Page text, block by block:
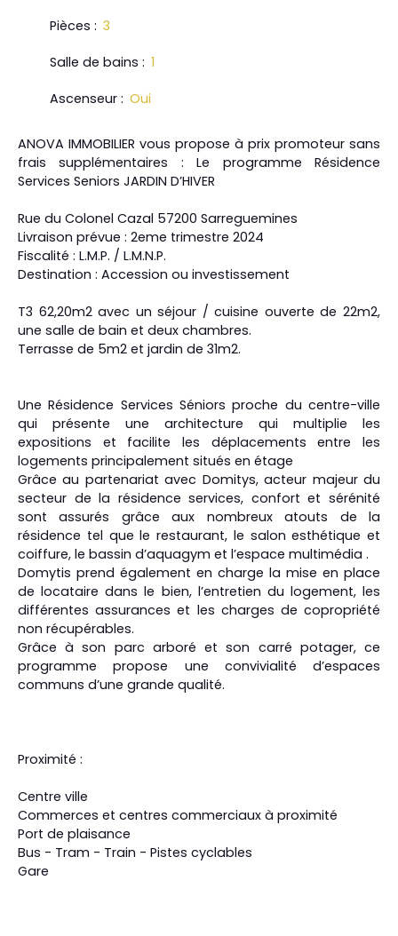
Pièces : 3
Salle de bains : 1
Ascenseur : Oui
ANOVA IMMOBILIER vous propose à prix promoteur sans
frais supplémentaires : Le programme Résidence
Services Seniors JARDIN D’HIVER
Rue du Colonel Cazal 57200 Sarreguemines
Livraison prévue : 2eme trimestre 2024
Fiscalité : L.M.P. / L.M.N.P.
Destination : Accession ou investissement
T3 62,20m2 avec un séjour / cuisine ouverte de 22m2,
une salle de bain et deux chambres.
Terrasse de 5m2 et jardin de 31m2.
Une Résidence Services Séniors proche du centre-ville
qui présente une architecture qui multiplie les
expositions et facilite les déplacements entre les
logements principalement situés en étage
Grâce au partenariat avec Domitys, acteur majeur du
secteur de la résidence services, confort et sérénité
sont assurés grâce aux nombreux atouts de la
résidence tel que le restaurant, le salon esthétique et
coiffure, le bassin d’aquagym et l’espace multimédia .
Domytis prend également en charge la mise en place
de locataire dans le bien, l’entretien du logement, les
différentes assurances et les charges de copropriété
non récupérables.
Grâce à son parc arboré et son carré potager, ce
programme propose une convivialité d’espaces
communs d’une grande qualité.
Proximité :
Centre ville
Commerces et centres commerciaux à proximité
Port de plaisance
Bus - Tram - Train - Pistes cyclables
Gare